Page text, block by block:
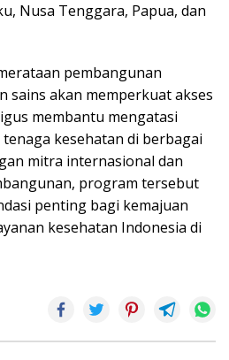
Nusa Tenggara, Papua, dan
pembangunan
sains akan memperkuat akses
membantu mengatasi
kesehatan di berbagai
mitra internasional dan
program tersebut
penting bagi kemajuan
kesehatan Indonesia di